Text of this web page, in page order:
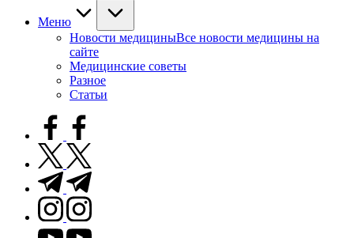
Меню
Новости медициныВсе новости медицины на
сайте
Медицинские советы
Разное
Статьи
facebook.com
twitter.com
t.me
instagram.com
youtube.com